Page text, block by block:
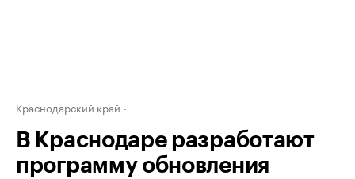
Краснодарский край
В Краснодаре разработают
программу обновления